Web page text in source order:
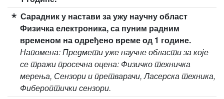
Сарадник у настави за ужу научну област
Физичка електроника, са пуним радним
временом на одређено време од 1 године.
Напомена: Предмети уже научне области за које
се тражи просечна оцена: Физичко техничка
мерења, Сензори и претварачи, Ласерска техника,
Фибероптички сензори.